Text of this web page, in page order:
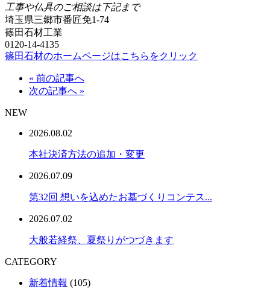
工事や仏具のご相談は下記まで
埼玉県三郷市番匠免1-74
篠田石材工業
0120-14-4135
篠田石材のホームページはこちらをクリック
« 前の記事へ
次の記事へ »
NEW
2026.08.02
本社決済方法の追加・変更
2026.07.09
第32回 想いを込めたお墓づくりコンテス...
2026.07.02
大般若経祭、夏祭りがつづきます
CATEGORY
新着情報 (105)